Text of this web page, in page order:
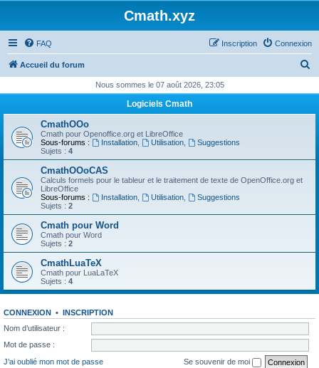
Cmath.xyz
FAQ Connexion
Inscription
Accueil du forum
h
r
Nous sommes le 07 août 2026, 23:05
Logiciels Cmath
CmathOOo
Cmath pour Openoffice.org et LibreOffice
Sous-forums :
Installation, Utilisation,
Suggestions
Sujets : 4
CmathOOoCAS
Calculs formels pour le tableur et le traitement de texte de OpenOffice.org et
LibreOffice
Sous-forums :
Installation, Utilisation,
Suggestions
Sujets : 2
Cmath pour Word
Cmath pour Word
Sujets : 2
CmathLuaTeX
Cmath pour LuaLaTeX
Sujets : 4
CONNEXION • INSCRIPTION
Nom d’utilisateur :
Mot de passe :
J’ai oublié mon mot de passe
Se souvenir de moi